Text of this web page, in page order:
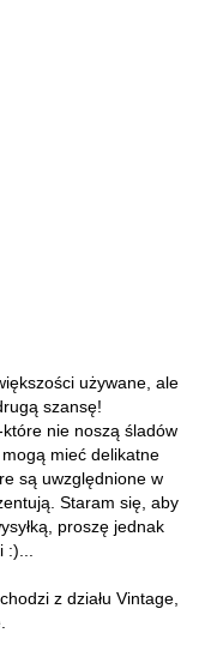
używane, ale
szansę!
nie noszą śladów
mieć delikatne
są uwzględnione w
Staram się, aby
proszę jednak
:)...
z działu Vintage,